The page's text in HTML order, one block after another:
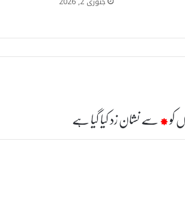
کو*سے نشان زد کیا گیا ہے